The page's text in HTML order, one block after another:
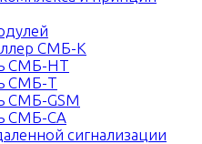
СМБ-К
СМБ-НТ
СМБ-Т
СМБ-GSM
СМБ-СА
сигнализации